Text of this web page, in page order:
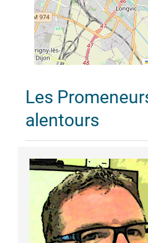
Les
alentours